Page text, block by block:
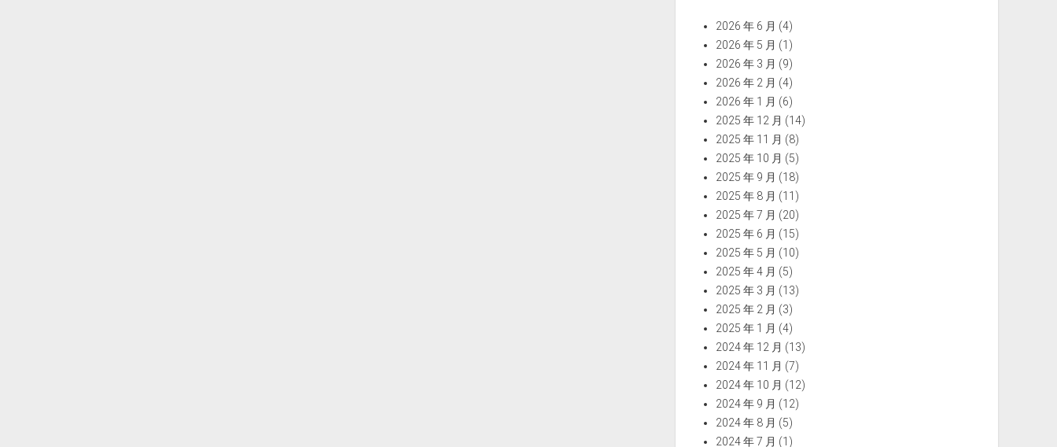
2026 年 6 月 (4)
2026 年 5 月 (1)
2026 年 3 月 (9)
2026 年 2 月 (4)
2026 年 1 月 (6)
2025 年 12 月 (14)
2025 年 11 月 (8)
2025 年 10 月 (5)
2025 年 9 月 (18)
2025 年 8 月 (11)
2025 年 7 月 (20)
2025 年 6 月 (15)
2025 年 5 月 (10)
2025 年 4 月 (5)
2025 年 3 月 (13)
2025 年 2 月 (3)
2025 年 1 月 (4)
2024 年 12 月 (13)
2024 年 11 月 (7)
2024 年 10 月 (12)
2024 年 9 月 (12)
2024 年 8 月 (5)
2024 年 7 月 (1)